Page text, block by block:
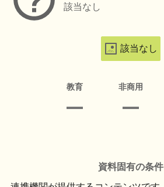
該当なし
該当なし
教育 非商用
資料固有の条件